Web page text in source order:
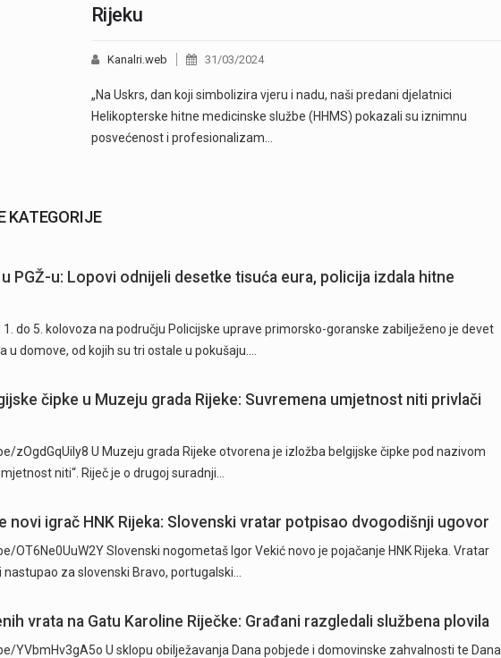
Rijeku
Kanalri.web 31/03/2024
„Na Uskrs, dan koji simbolizira vjeru i nadu, naši predani djelatnici
Helikopterske hitne medicinske službe (HHMS) pokazali su iznimnu
posvećenost i profesionalizam…
KATEGORIJE
PGŽ-u: Lopovi odnijeli desetke tisuća eura, policija izdala hitne
1. do 5. kolovoza na području Policijske uprave primorsko-goranske zabilježeno je devet
u domove, od kojih su tri ostale u pokušaju.…
čipke u Muzeju grada Rijeke: Suvremena umjetnost niti privlači
zOgdGqUily8 U Muzeju grada Rijeke otvorena je izložba belgijske čipke pod nazivom
niti“. Riječ je o drugoj suradnji…
novi igrač HNK Rijeka: Slovenski vratar potpisao dvogodišnji ugovor
OT6Ne0UuW2Y Slovenski nogometaš Igor Vekić novo je pojačanje HNK Rijeka. Vratar
nastupao za slovenski Bravo, portugalski…
vrata na Gatu Karoline Riječke: Građani razgledali službena plovila
YVbmHv3gA5o U sklopu obilježavanja Dana pobjede i domovinske zahvalnosti te Dana